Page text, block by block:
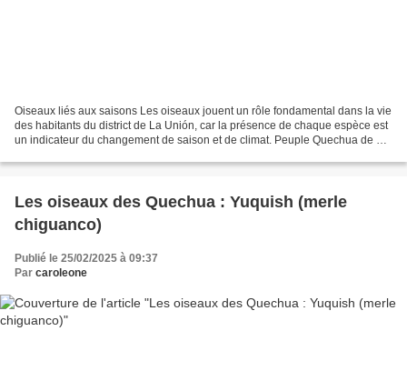
Oiseaux liés aux saisons Les oiseaux jouent un rôle fondamental dans la vie
des habitants du district de La Unión, car la présence de chaque espèce est
un indicateur du changement de saison et de climat. Peuple Quechua de La
Les oiseaux des Quechua : Yuquish (merle
chiguanco)
Publié le 25/02/2025 à 09:37
Par caroleone